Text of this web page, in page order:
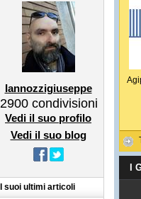
Iannozzigiuseppe
2900 condivisioni
Vedi il suo profilo
Vedi il suo blog
I suoi ultimi articoli
I